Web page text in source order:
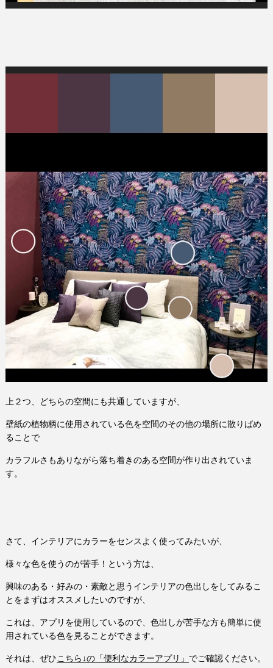
上２つ、どちらの空間にも共通していますが、
壁紙の植物柄に使用されている色を空間のその他の場所に散りばめ
ることで
カラフルさもありながら落ち着きのある空間が作り出されていま
す。
さて、インテリアにカラーをセンスよく使ってみたいが、
様々な色を使うのが苦手！という方は、
興味のある・好みの・素敵と思うインテリアの色出しをしてみるこ
とをまずはオススメしたいのですが、
これは、アプリを使用しているので、色出しが苦手な方も簡単に使
用されている色を見ることができます。
それは、ぜひこちら↓の「便利なカラーアプリ」 でご確認ください。